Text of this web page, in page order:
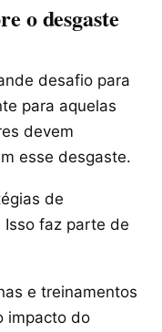
o desgaste
desafio para
para aquelas
devem
esse desgaste.
de
Isso faz parte de
e treinamentos
impacto do